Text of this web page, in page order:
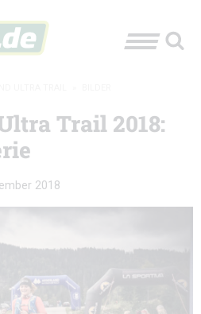
Trail 2018:
2018